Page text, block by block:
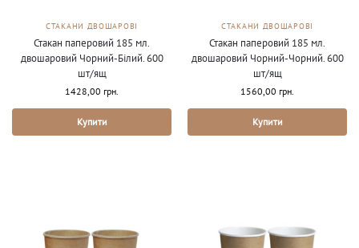
СТАКАНИ ДВОШАРОВІ
Стакан паперовий 185 мл.
двошаровий Чорний-Білий. 600
шт/ящ
1428,00 грн.
Купити
СТАКАНИ ДВОШАРОВІ
Стакан паперовий 185 мл.
двошаровий Чорний-Чорний. 600
шт/ящ
1560,00 грн.
Купити